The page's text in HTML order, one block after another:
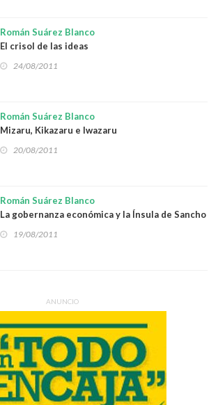
Román Suárez Blanco
El crisol de las ideas
24/08/2011
Román Suárez Blanco
Mizaru, Kikazaru e Iwazaru
20/08/2011
Román Suárez Blanco
La gobernanza económica y la Ínsula de Sancho
19/08/2011
ANUNCIO